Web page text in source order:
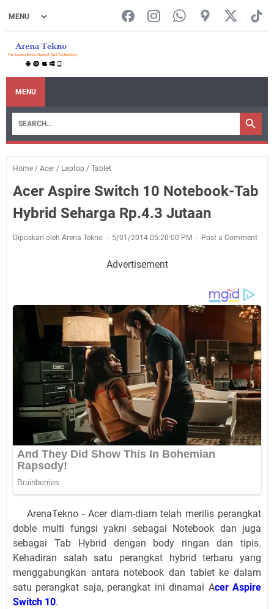
MENU
Home / Acer / Laptop / Tablet
Acer Aspire Switch 10 Notebook-Tab
Hybrid Seharga Rp.4.3 Jutaan
Diposkan oleh Arena Tekno 5/01/2014 05:20:00 PM Post a Comment
Advertisement
ArenaTekno - Acer diam-diam telah merilis perangkat
doble multi fungsi yakni sebagai Notebook dan juga
sebagai Tab Hybrid dengan body ringan dan tipis.
Kehadiran salah satu perangkat hybrid terbaru yang
menggabungkan antara notebook dan tablet ke dalam
satu perangkat saja, perangkat ini dinamai Acer Aspire
Switch 10.